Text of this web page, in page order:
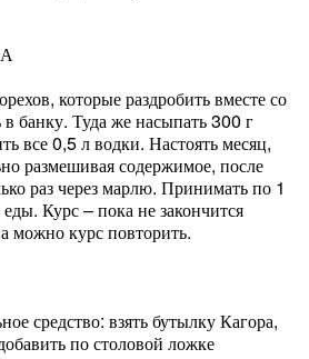
которые раздробить вместе со
банку. Туда же насыпать 300 г
все 0,5 л водки. Настоять месяц,
размешивая содержимое, после
раз через марлю. Принимать по 1
Курс – пока не закончится
можно курс повторить.
средство: взять бутылку Кагора,
по столовой ложке